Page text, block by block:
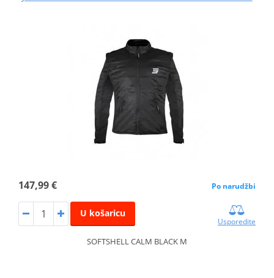
147,99 € Po narudžbi
U košaricu
Usporedite
SOFTSHELL CALM BLACK M